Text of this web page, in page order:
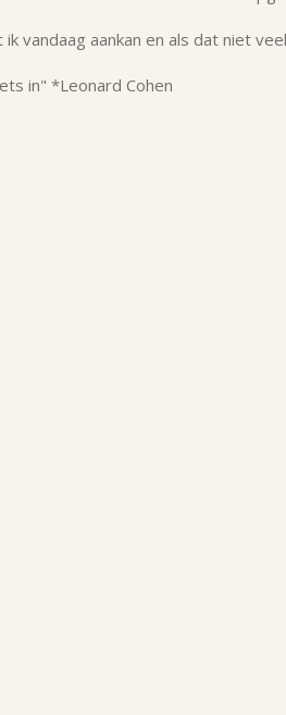
vandaag aankan en als dat niet
in" *Leonard Cohen